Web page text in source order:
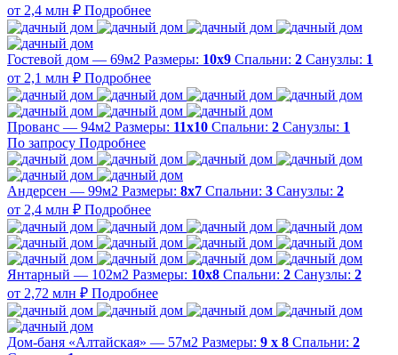
от 2,4 млн ₽ Подробнее
Гостевой дом — 69м2 Размеры: 10х9 Спальни: 2 Санузлы: 1
от 2,1 млн ₽ Подробнее
Прованс — 94м2 Размеры: 11х10 Спальни: 2 Санузлы: 1
По запросу Подробнее
Андерсен — 99м2 Размеры: 8х7 Спальни: 3 Санузлы: 2
от 2,4 млн ₽ Подробнее
Янтарный — 102м2 Размеры: 10х8 Спальни: 2 Санузлы: 2
от 2,72 млн ₽ Подробнее
Дом-баня «Алтайская» — 57м2 Размеры: 9 х 8 Спальни: 2